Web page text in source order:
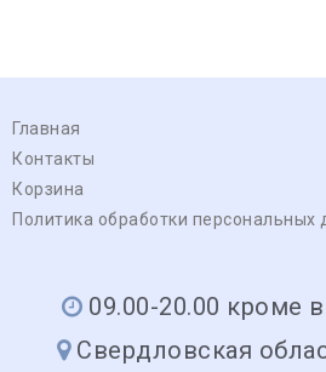
Главная
Контакты
Корзина
Политика обработки персональных
09.00-20.00 кроме
Свердловская